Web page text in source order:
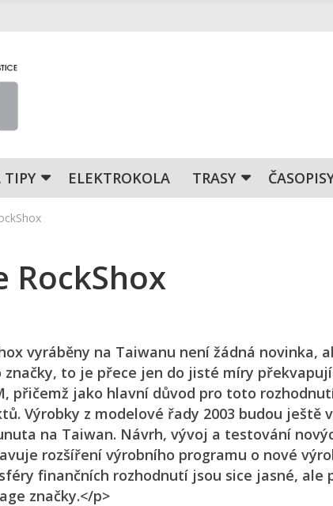
TIPY ELEKTROKOLA TRASY
RockShox
vyráběny na Taiwanu není žádná novinka,
to je přece jen do jisté míry
přičemž jako hlavní důvod pro toto
Výrobky z modelové řady 2003 budou ještě
na Taiwan. Návrh, vývoj a testování
rozšíření výrobního programu o nové
finančních rozhodnutí jsou sice jasné,
značky.</p>